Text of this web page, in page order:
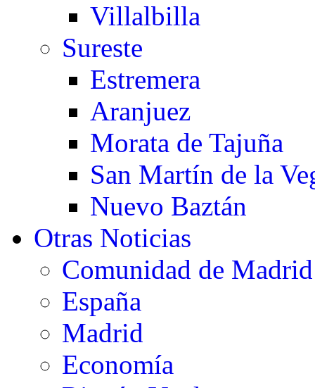
Villalbilla
Sureste
Estremera
Aranjuez
Morata de Tajuña
San Martín de la
Nuevo Baztán
Otras Noticias
Comunidad de Madrid
España
Madrid
Economía